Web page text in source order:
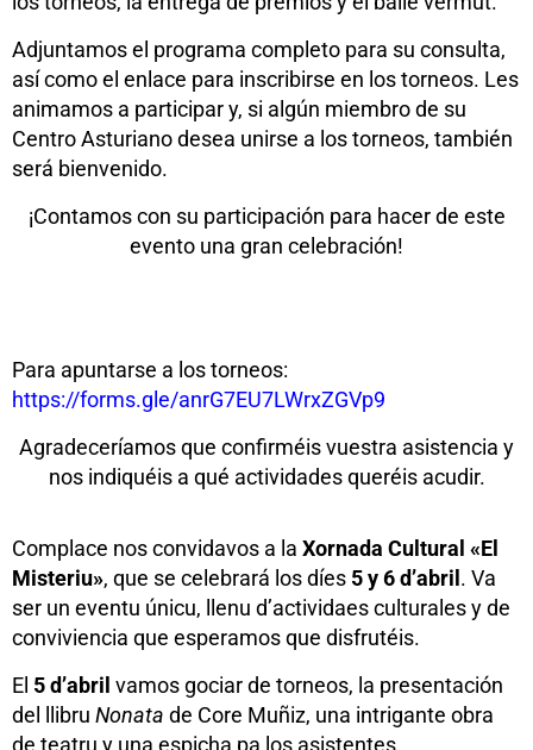
Adjuntamos el programa completo para su consulta,
así como el enlace para inscribirse en los torneos. Les
animamos a participar y, si algún miembro de su
Centro Asturiano desea unirse a los torneos, también
será bienvenido.
¡Contamos con su participación para hacer de este
evento una gran celebración!
Para apuntarse a los torneos:
https://forms.gle/anrG7EU7LWrxZGVp9
Agradeceríamos que confirméis vuestra asistencia y
nos indiquéis a qué actividades queréis acudir.
Complace nos convidavos a la Xornada Cultural «El
Misteriu», que se celebrará los díes 5 y 6 d’abril . Va
ser un eventu únicu, llenu d’actividaes culturales y de
conviviencia que esperamos que disfrutéis.
El 5 d’abril vamos gociar de torneos, la presentación
del llibru Nonata de Core Muñiz, una intrigante obra
de teatru y una espicha pa los asistentes.